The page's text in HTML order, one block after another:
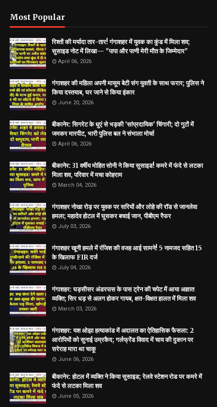
Most Popular
रिश्तों की मर्यादा तार-तार! गंगाशहर में युवक का कुंड में मिला शव;
सुसाइड नोट में लिखा— "पापा और पत्नी मेरी मौत के जिम्मेदार"
April 06, 2026
गंगाशहर की महिला अपनी मासूम बेटी संग युवती के साथ फरार; पुलिस ने
किया दस्तयाब, घर जाने से किया इंकार
June 20, 2026
बीकानेर: सिगरेट के धुएं से भड़की 'सांप्रदायिक' चिंगारी; दो गुटों में
जमकर मारपीट, भारी पुलिस बल ने संभाला मोर्चा
April 06, 2026
बीकानेर: 31 वर्षीय मोहित सोनी ने किया सुसाइड! कमरे में फंदे से लटका
मिला शव, परिवार में मचा कोहराम
March 04, 2026
गंगाशहर नोखा रोड़ पर युवक पर सरियों और लोहे की रॉड से जानलेवा
हमला; महादेव होटल में घुसकर बचाई जान, पीबीएम रैफर
July 03, 2026
गंगाशहर खूनी हमले में रंजिश की वजह आई सामने! 5 नामजद सहित 15
के खिलाफ FIR दर्ज
July 04, 2026
गंगाशहर: घड़सीसर अंडरपास के पास ट्रेन की चपेट में आया अज्ञात
व्यक्ति; सिर धड़ से अलग होकर गायब, क्षत-विक्षत हालत में मिला शव
March 03, 2026
गंगाशहर: यश ओझा हत्याकांड में अदालत का ऐतिहासिक फैसला: 2
आरोपियों को सुनाई उम्रकैद; गर्लफ्रेंड विवाद में चाय की दुकान पर
सरेराह मारा था चाकू
June 06, 2026
बीकानेर: होटल में व्यक्ति ने किया सुसाइड; रेलवे स्टेशन रोड पर कमरे में
फंदे से लटका मिला शव
June 05, 2026